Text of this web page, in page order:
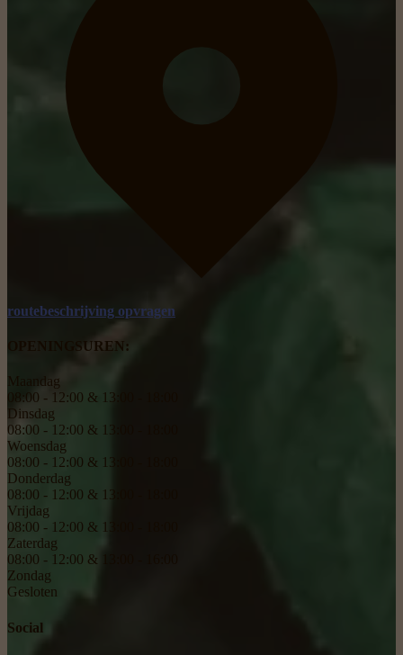
routebeschrijving opvragen
OPENINGSUREN:
Maandag
08:00 - 12:00 & 13:00 - 18:00
Dinsdag
08:00 - 12:00 & 13:00 - 18:00
Woensdag
08:00 - 12:00 & 13:00 - 18:00
Donderdag
08:00 - 12:00 & 13:00 - 18:00
Vrijdag
08:00 - 12:00 & 13:00 - 18:00
Zaterdag
08:00 - 12:00 & 13:00 - 16:00
Zondag
Gesloten
Social